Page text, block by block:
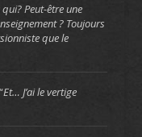
Peut-être une
? Toujours
que le
Et… J’ai le vertige